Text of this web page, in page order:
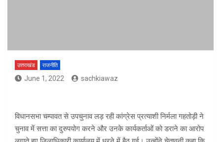
उत्तराखंड राजनीति
June 1, 2022 sachkiawaz
विधानसभा चम्पावत से उपचुनाव लड़ रही कांग्रेस प्रत्याशी निर्मला गहतोड़ी ने
चुनाव में सत्ता का दुरुपयोग करने और उनके कार्यकर्ताओं को डराने का आरोप